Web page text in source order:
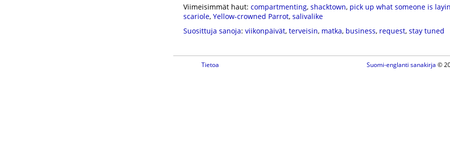
Viimeisimmät haut: compartmenting, shacktown, pick up what someone is
scariole, Yellow-crowned Parrot, salivalike
Suosittuja sanoja: viikonpäivät, terveisin, matka, business, request, stay tuned
Tietoa Suomi-englanti sanakirja ©